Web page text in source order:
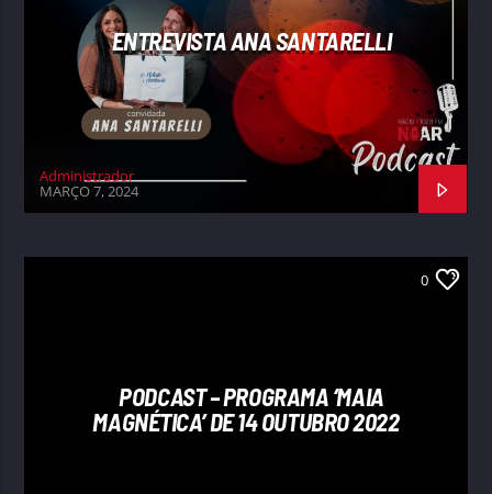
ENTREVISTA ANA SANTARELLI
Administrador
MARÇO 7, 2024
0
PODCAST – PROGRAMA ‘MAIA
MAGNÉTICA’ DE 14 OUTUBRO 2022